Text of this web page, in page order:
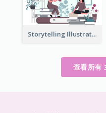
Storytelling Illustration
查看所有